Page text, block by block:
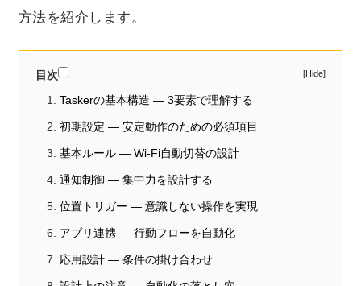
方法を紹介します。
目次
Taskerの基本構造 ― 3要素で理解する
初期設定 ― 安定動作のための必須項目
基本ルール ― Wi-Fi自動切替の設計
通知制御 ― 集中力を設計する
位置トリガー ― 意識しない操作を実現
アプリ連携 ― 行動フローを自動化
応用設計 ― 条件の掛け合わせ